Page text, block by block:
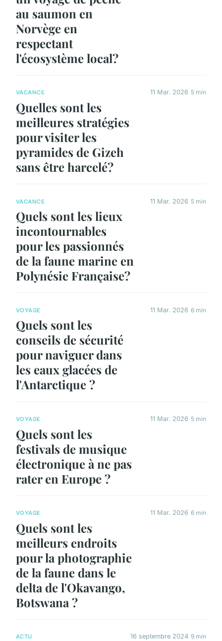
au saumon en
Norvège en
respectant
l'écosystème local?
VACANCE
Quelles sont les
meilleures stratégies
pour visiter les
pyramides de Gizeh
sans être harcelé?
11 Mar. 2026 5 min
VACANCE
Quels sont les lieux
incontournables
pour les passionnés
de la faune marine en
Polynésie Française?
11 Mar. 2026 5 min
VOYAGE
Quels sont les
conseils de sécurité
pour naviguer dans
les eaux glacées de
l'Antarctique ?
11 Mar. 2026 6 min
VOYAGE
Quels sont les
festivals de musique
électronique à ne pas
rater en Europe ?
11 Mar. 2026 5 min
VOYAGE
Quels sont les
meilleurs endroits
pour la photographie
de la faune dans le
delta de l'Okavango,
Botswana ?
11 Mar. 2026 6 min
ACTU 16 septembre 2024 9 min